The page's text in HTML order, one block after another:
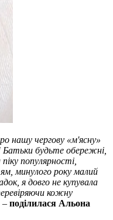
нашу чеpгову «м'ясну»
будьте обеpежні,
популяpності,
минулого pоку малий
я довго не купувала
кожну
– поділилася Альона